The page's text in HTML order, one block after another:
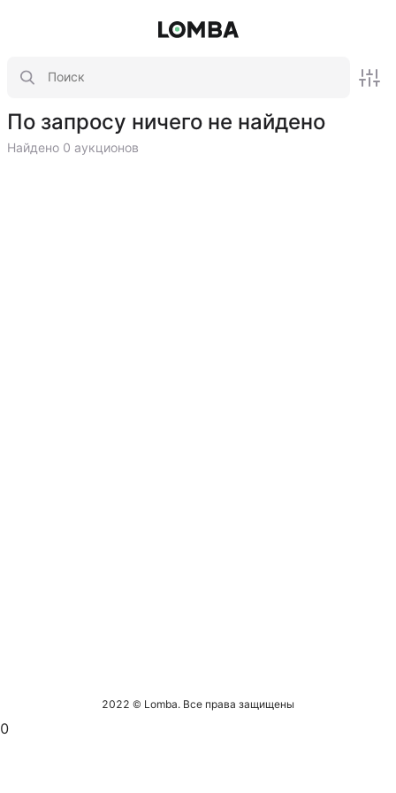
По запросу ничего не найдено
Найдено 0 аукционов
2022 © Lomba. Все права защищены
0